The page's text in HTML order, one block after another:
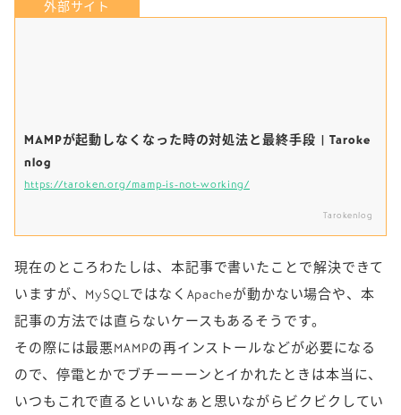
MAMPが起動しなくなった時の対処法と最終手段 | Taroke
nlog
https://taroken.org/mamp-is-not-working/
Tarokenlog
現在のところわたしは、本記事で書いたことで解決できて
いますが、MySQLではなくApacheが動かない場合や、本
記事の方法では直らないケースもあるそうです。
その際には最悪MAMPの再インストールなどが必要になる
ので、停電とかでブチーーーンとイかれたときは本当に、
いつもこれで直るといいなぁと思いながらビクビクしてい